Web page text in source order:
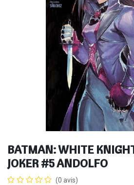
BATMAN: WHITE
JOKER #5 ANDOLFO
(0 avis)